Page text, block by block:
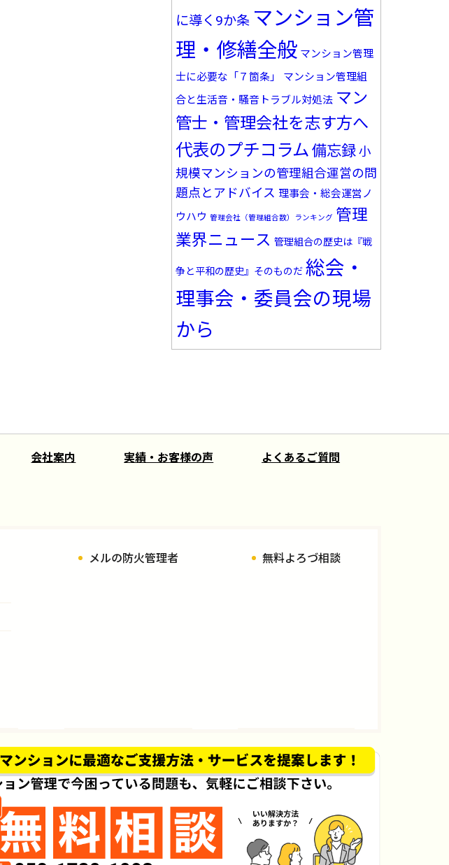
に導く9か条 マンション管
理・修繕全般 マンション管理
士に必要な「７箇条」
マンション管理組
合と生活音・騒音トラブル対処法 マン
管士・管理会社を志す方へ
代表のプチコラム 備忘録 小
規模マンションの管理組合運営の問
題点とアドバイス 理事会・総会運営ノ
ウハウ 管理会社（管理組合数）ランキング 管理
業界ニュース 管理組合の歴史は『戦
争と平和の歴史』そのものだ 総会・
理事会・委員会の現場
から
会社案内 実績・お客様の声 よくあるご質問
メルの防火管理者 無料よろづ相談